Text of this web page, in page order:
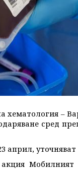
хематология –
сред
април, уточняват
акция